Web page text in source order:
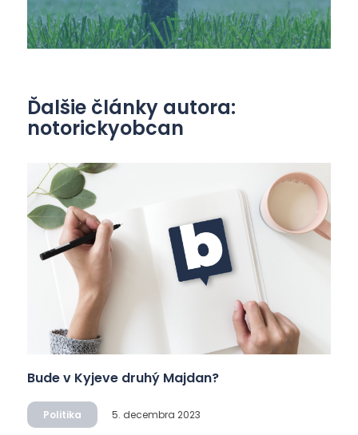
Ďalšie články autora:
notorickyobcan
Bude v Kyjeve druhý Majdan?
Politika 5. decembra 2023